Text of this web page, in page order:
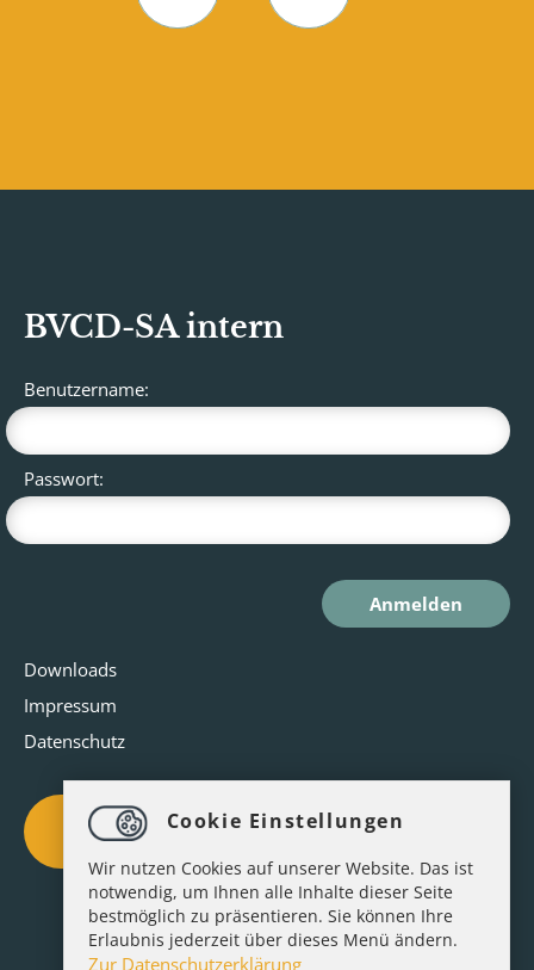
BVCD-SA intern
Benutzername:
Passwort:
Downloads
Impressum
Datenschutz
Zur BVCD-Datenbank
gefördert durch:
Cookie Einstellungen
Wir nutzen Cookies auf unserer Website. Das ist
notwendig, um Ihnen alle Inhalte dieser Seite
bestmöglich zu präsentieren. Sie können Ihre
Erlaubnis jederzeit über dieses Menü ändern.
Zur Datenschutzerklärung